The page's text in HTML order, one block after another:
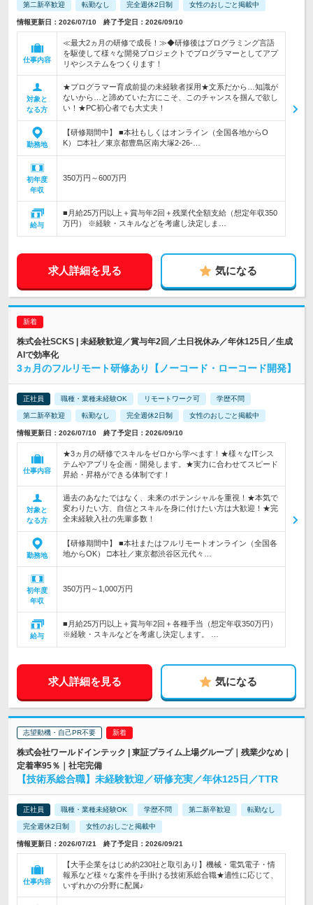
第二新卒歓迎 転勤なし 完全週休2日制 女性のおしごと掲載中
情報更新日：2026/07/10 終了予定日：2026/09/10
仕事内容
≪最大2ヵ月の研修で成長！≫◆研修後はプログラミング言語
を駆使して様々な開発プロジェクトでプログラマーとしてアプ
リやシステムをつくります！
対象と
なる方
★プログラマー育成前提の未経験者採用★文系だから…知識が
ないから…と諦めていた方にこそ、このチャンスを掴んで欲し
い！★PC初心者でも大丈夫！
勤務地
【研修期間中】 ■本社もしくはオンライン（全国各地からO
K） □本社／東京都豊島区南大塚2-26-…
初年度
年収
350万円～600万円
給与
■月給25万円以上＋賞与年2回＋残業代全額支給（想定年収350
万円） ※経験・スキルなどを考慮し決定しま…
求人詳細を見る 気になる
株式会社SCKS | 未経験歓迎／賞与年2回／土日祝休み／年休125日／生成
AIで効率化
3ヵ月のフルリモート研修あり【ノーコード・ローコード開発】
正社員 職種・業種未経験OK リモートワーク可 学歴不問
第二新卒歓迎 転勤なし 完全週休2日制 女性のおしごと掲載中
情報更新日：2026/07/10 終了予定日：2026/09/10
仕事内容
★3ヵ月の研修でスキルをゼロから学べます！★様々なITシス
テムやアプリを企画・開発します。★実力に合わせてスピード
昇給・昇格ができる体制です！
対象と
なる方
過去のあなたではなく、未来のポテンシャルを重視！★本気で
変わりたい方、自信とスキルを身に付けたい方は大歓迎！★完
全未経験入社の先輩多数！
勤務地
【研修期間中】 ■本社またはフルリモートオンライン（全国各
地からOK） □本社／東京都渋谷区元代々…
初年度
年収
350万円～1,000万円
給与
■月給25万円以上＋賞与年2回＋各種手当（想定年収350万円）
※経験・スキルなどを考慮し決定します。 …
求人詳細を見る 気になる
志望動機・自己PR不要
株式会社ワールドインテック | 東証プライム上場グループ｜残業少なめ｜
定着率95％｜社宅完備
【技術系総合職】未経験歓迎／研修充実／年休125日／TTR
正社員 職種・業種未経験OK 学歴不問 第二新卒歓迎 転勤なし
完全週休2日制 女性のおしごと掲載中
情報更新日：2026/07/21 終了予定日：2026/09/21
仕事内容
【大手企業をはじめ約230社と取引あり】機械・電気電子・情
報系など様々な案件を手掛ける技術系総合職★適性に応じて、
いずれかの分野に配属♪